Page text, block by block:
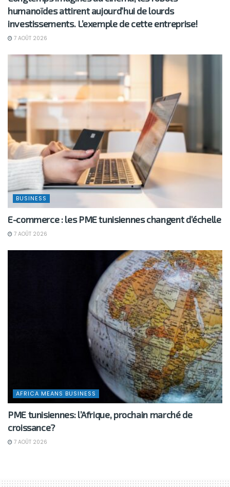
humanoïdes attirent aujourd’hui de lourds
investissements. L’exemple de cette entreprise!
7 AOÛT 2026
BUSINESS
E-commerce : les PME tunisiennes changent d’échelle
7 AOÛT 2026
AFRICA MEANS BUSINESS
PME tunisiennes: l’Afrique, prochain marché de
croissance?
7 AOÛT 2026